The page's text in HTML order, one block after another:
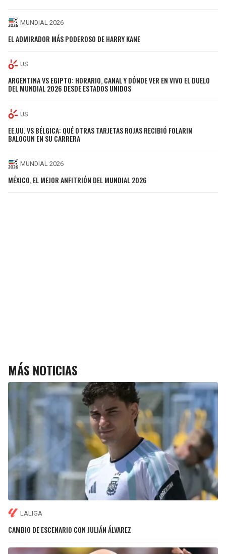
MUNDIAL 2026
EL ADMIRADOR MÁS PODEROSO DE HARRY KANE
US
ARGENTINA VS EGIPTO: HORARIO, CANAL Y DÓNDE VER EN VIVO EL DUELO
DEL MUNDIAL 2026 DESDE ESTADOS UNIDOS
US
EE.UU. VS BÉLGICA: QUÉ OTRAS TARJETAS ROJAS RECIBIÓ FOLARIN
BALOGUN EN SU CARRERA
MUNDIAL 2026
MÉXICO, EL MEJOR ANFITRIÓN DEL MUNDIAL 2026
MÁS NOTICIAS
LALIGA
CAMBIO DE ESCENARIO CON JULIÁN ÁLVAREZ